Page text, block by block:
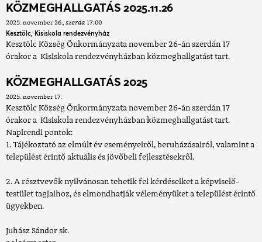
KÖZMEGHALLGATÁS 2025.11.26
2025. november 26. szerda 17:00
Kesztölc, Kisiskola rendezvényház
Kesztölc Község Önkormányzata november 26-án szerdán 17
órakor a Kisiskola rendezvényházban közmeghallgatást tart.
KÖZMEGHALLGATÁS 2025
2025. november 17.
Kesztölc Község Önkormányzata november 26-án szerdán 17
órakor a Kisiskola rendezvényházban közmeghallgatást tart.
Napirendi pontok:
1. Tájékoztató az elmúlt év eseményeiről, beruházásairól, valamint a
települést érintő aktuális és jövőbeli fejlesztésekről.
2. A résztvevők nyilvánosan tehetik fel kérdéseiket a képviselő-
testület tagjaihoz, és elmondhatják véleményüket a települést érintő
ügyekben.
Juhász Sándor sk.